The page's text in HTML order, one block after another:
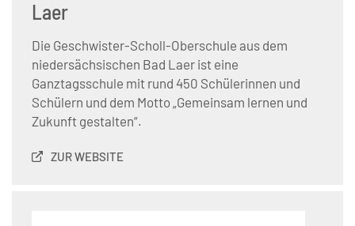
Laer
Die Geschwister-Scholl-Oberschule aus dem
niedersächsischen Bad Laer ist eine
Ganztagsschule mit rund 450 Schülerinnen und
Schülern und dem Motto „Gemeinsam lernen und
Zukunft gestalten“.
ZUR WEBSITE